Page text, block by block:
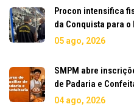
Procon intensifica
da Conquista para o
05 ago, 2026
SMPM abre
de Padaria e
04 ago, 2026